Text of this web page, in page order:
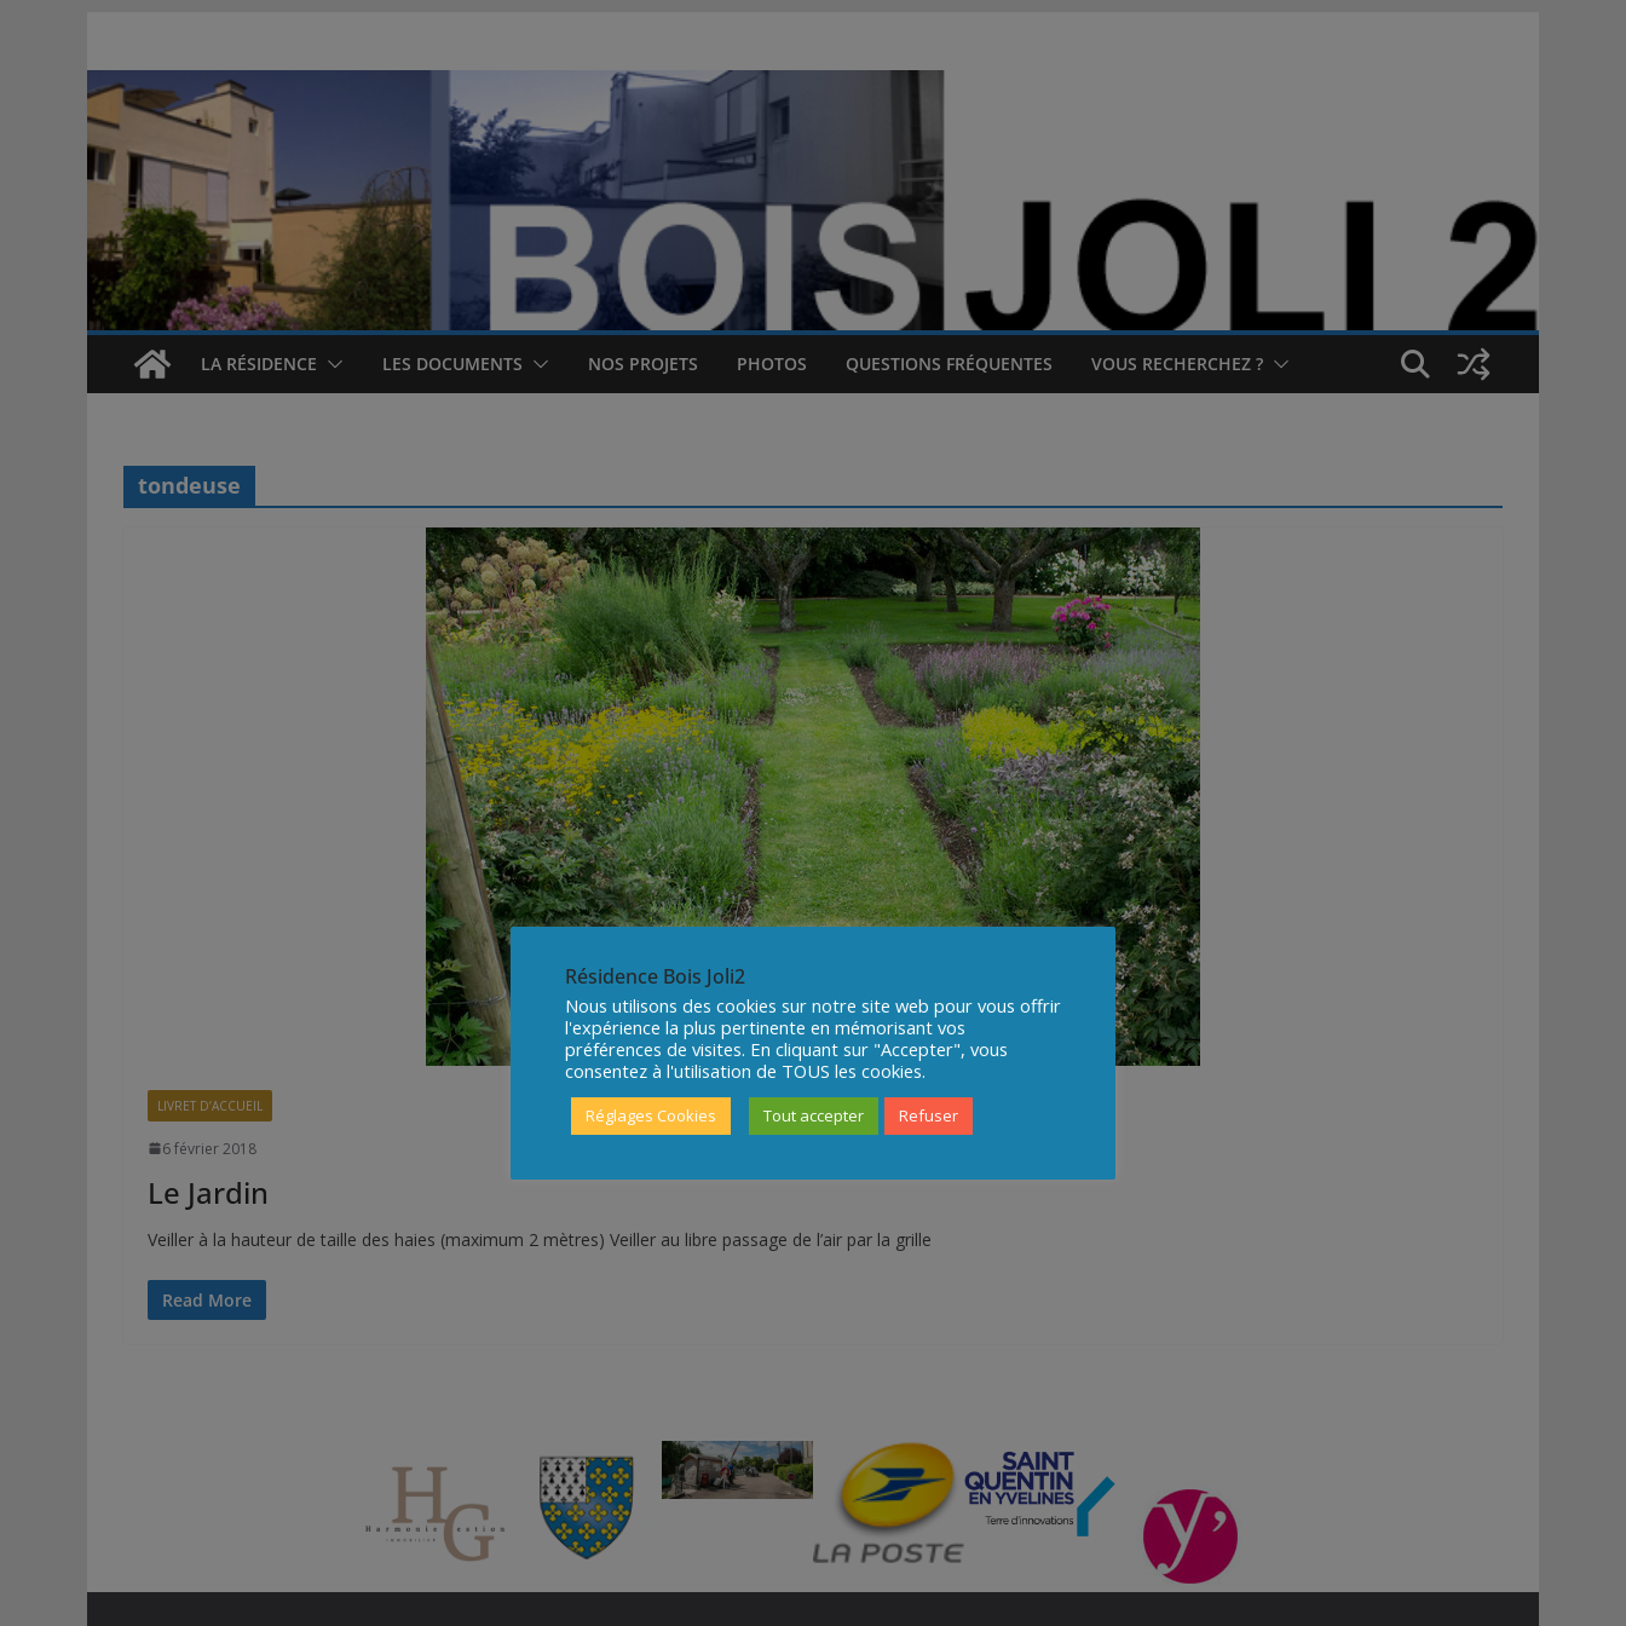
contenu
LA RÉSIDENCE LES DOCUMENTS NOS PROJETS PHOTOS QUESTIONS FRÉQUENTES VOUS RECHERCHEZ ?
tondeuse
LIVRET D’ACCUEIL
6 février 2018
Le Jardin
Veiller à la hauteur de taille des haies (maximum 2 mètres) Veiller au libre passage de l’air par la grille
Read More
Résidence Bois Joli2
Nous utilisons des cookies sur notre site web pour vous offrir
l'expérience la plus pertinente en mémorisant vos
préférences de visites. En cliquant sur "Accepter", vous
consentez à l'utilisation de TOUS les cookies.
Réglages Cookies Tout accepter Refuser